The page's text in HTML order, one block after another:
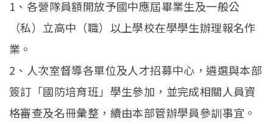
1、各營隊員額開放予國中應屆畢業生及一般公
（私）立高中（職）以上學校在學學生辦理報名作
業。
2、人次室督導各單位及人才招募中心，遴選與本部
簽訂「國防培育班」學生參加，並完成相關人員資
格審查及名冊彙整，續由本部管辦學員參訓事宜。